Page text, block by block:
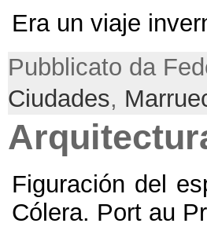
Era un viaje
Pubblicato da
Ciudades,
Figuración del
Cólera. Port au